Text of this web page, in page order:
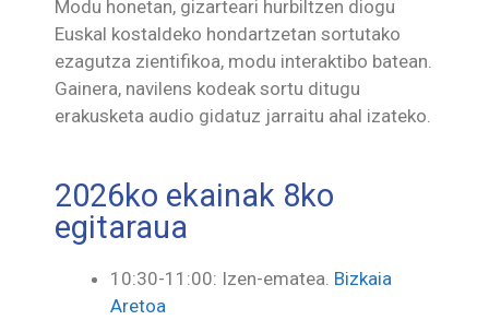
Modu honetan, gizarteari hurbiltzen diogu
Euskal kostaldeko hondartzetan sortutako
ezagutza zientifikoa, modu interaktibo batean.
Gainera, navilens kodeak sortu ditugu
erakusketa audio gidatuz jarraitu ahal izateko.
2026ko ekainak 8ko
egitaraua
10:30-11:00: Izen-ematea. Bizkaia
Aretoa